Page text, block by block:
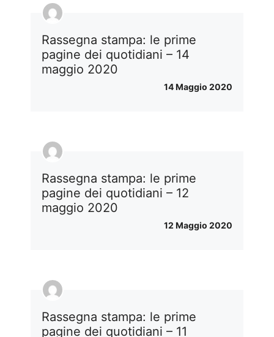
Rassegna stampa: le prime
pagine dei quotidiani – 14
maggio 2020
14 Maggio 2020
Rassegna stampa: le prime
pagine dei quotidiani – 12
maggio 2020
12 Maggio 2020
Rassegna stampa: le prime
pagine dei quotidiani – 11